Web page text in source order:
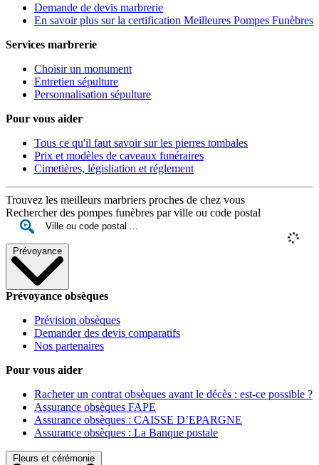
Demande de devis marbrerie
En savoir plus sur la certification Meilleures Pompes Funèbres
Services marbrerie
Choisir un monument
Entretien sépulture
Personnalisation sépulture
Pour vous aider
Tous ce qu'il faut savoir sur les pierres tombales
Prix et modèles de caveaux funéraires
Cimetières, législiation et réglement
Trouvez les meilleurs marbriers proches de chez vous
Rechercher des pompes funèbres par ville ou code postal
Prévoyance
Prévoyance obsèques
Prévision obsèques
Demander des devis comparatifs
Nos partenaires
Pour vous aider
Racheter un contrat obsèques avant le décès : est-ce possible ?
Assurance obsèques FAPE
Assurance obsèques : CAISSE D’EPARGNE
Assurance obsèques : La Banque postale
Fleurs et cérémonie